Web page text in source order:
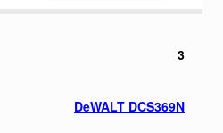
3
DeWALT DCS369N